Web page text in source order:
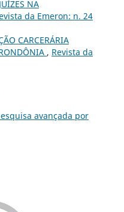
NA
da Emeron: n. 24
CARCERÁRIA
, Revista da
avançada por